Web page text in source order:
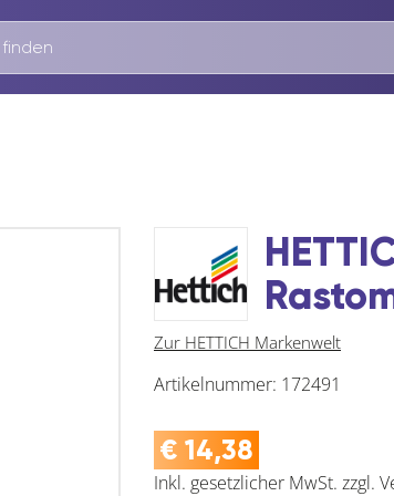
Zur HETTICH Markenwelt
Artikelnummer: 172491
€ 14,38
Inkl. gesetzlicher MwSt. zzgl.